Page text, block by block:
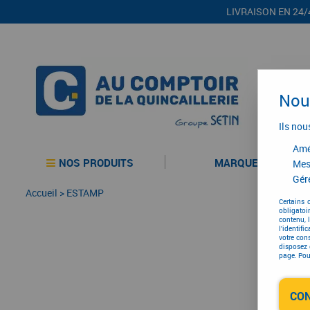
LIVRAISON EN 24/
NOS PRODUITS MARQUES
Accueil > ESTAMP
Ils
Certains
contenu,
votre
disposez
page.